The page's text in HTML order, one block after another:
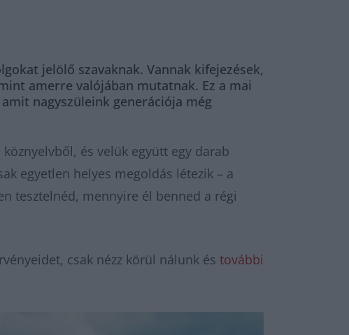
jelölő szavaknak. Vannak kifejezések,
amerre valójában mutatnak. Ez a mai
nagyszüleink generációja még
és velük együtt egy darab
egyetlen helyes megoldás létezik – a
tesztelnéd, mennyire él benned a régi
csak nézz körül nálunk és további